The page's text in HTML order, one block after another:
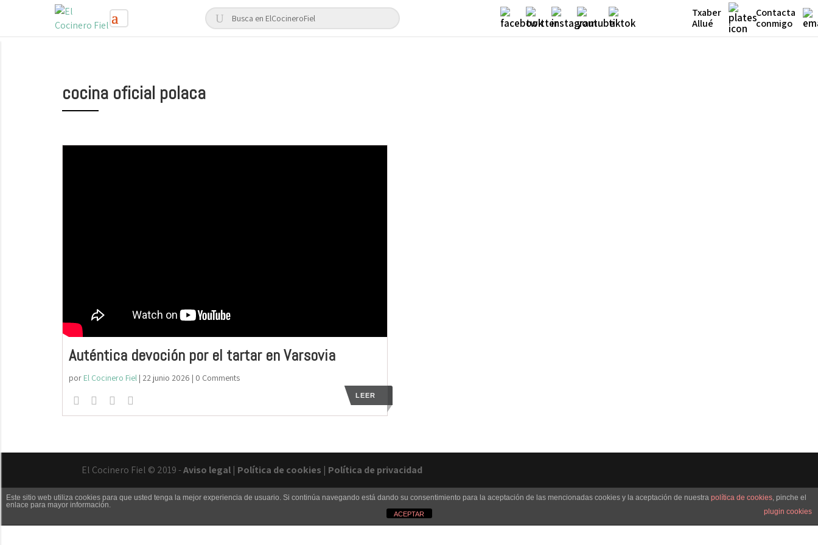
Txaber
Allué
Contacta
conmigo
cocina oficial polaca
Auténtica devoción por el tartar en Varsovia
por El Cocinero Fiel| 22 junio 2026 | 0 Comments
LEER
El Cocinero Fiel © 2019 -Aviso legal | Política de cookies | Política de privacidad
Este sitio web utiliza cookies para que usted tenga la mejor experiencia de usuario. Si continúa navegando está dando su consentimiento para la aceptación de las mencionadas cookies y la aceptación de nuestra política de cookies, pinche el
enlace para mayor información.
plugin cookies
ACEPTAR